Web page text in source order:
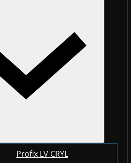
Profix LV CRYL